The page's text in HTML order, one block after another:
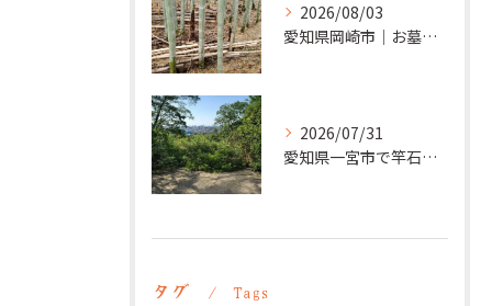
2026/08/03
愛知県岡崎市｜お墓の追加彫り施工例 ｜彫刻本舗
2026/07/31
愛知県一宮市で竿石への追加彫刻｜彫刻本舗
タグ Tags